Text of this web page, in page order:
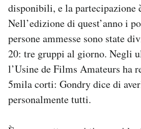
disponibili, e la partecipazione
Nell’edizione di quest’anno i
persone ammesse sono state
20: tre gruppi al giorno. Negli
l’Usine de Films Amateurs ha
5mila corti: Gondry dice di
personalmente tutti.